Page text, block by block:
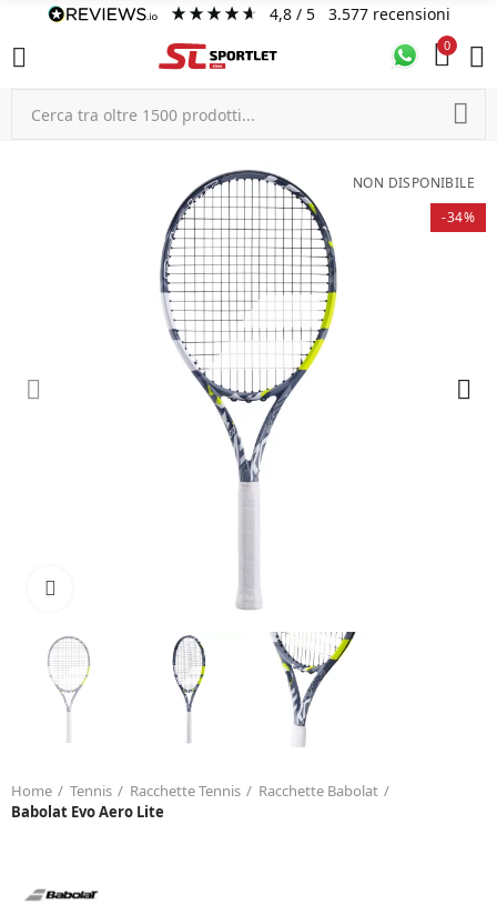
4,8/ 5 3.577 recensioni
0
NON DISPONIBILE
-34%
Home Tennis Racchette Tennis
Racchette Babolat
Babolat Evo Aero Lite